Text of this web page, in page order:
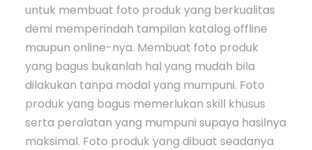
untuk membuat foto produk yang berkualitas
demi memperindah tampilan katalog offline
maupun online-nya. Membuat foto produk
yang bagus bukanlah hal yang mudah bila
dilakukan tanpa modal yang mumpuni. Foto
produk yang bagus memerlukan skill khusus
serta peralatan yang mumpuni supaya hasilnya
maksimal. Foto produk yang dibuat seadanya